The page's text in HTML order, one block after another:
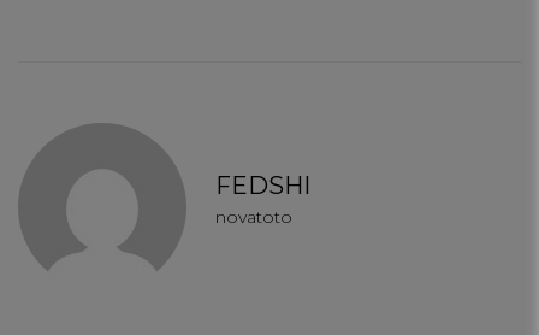
FEDSHI
novatoto